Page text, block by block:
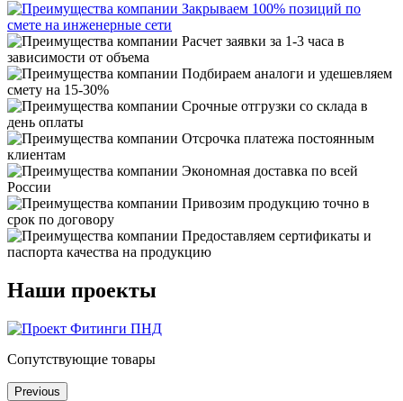
Закрываем 100% позиций по
смете на инженерные сети
Расчет заявки за 1-3 часа в
зависимости от объема
Подбираем аналоги и удешевляем
смету на 15-30%
Срочные отгрузки со склада в
день оплаты
Отсрочка платежа постоянным
клиентам
Экономная доставка по всей
России
Привозим продукцию точно в
срок по договору
Предоставляем сертификаты и
паспорта качества на продукцию
Наши проекты
Сопутствующие товары
Previous